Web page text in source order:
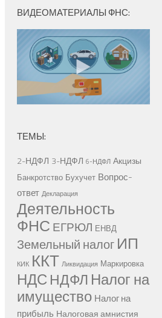
ВИДЕОМАТЕРИАЛЫ ФНС:
ТЕМЫ:
2-НДФЛ 3-НДФЛ 6-НДФЛ Акцизы
Банкротство Бухучет Вопрос-
ответ Декларация
Деятельность
ФНС ЕГРЮЛ ЕНВД
Земельный налог ИП
КИК ККТ Ликвидация Маркировка
НДС НДФЛ Налог на
имущество Налог на
прибыль Налоговая амнистия